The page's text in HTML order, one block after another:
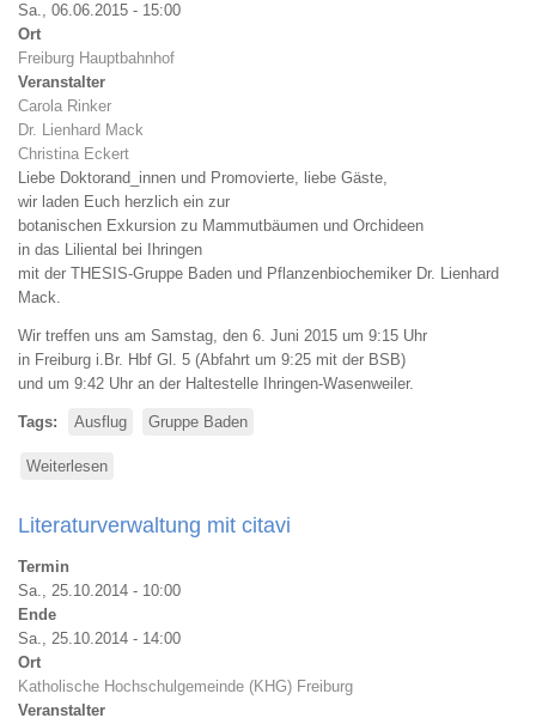
Sa., 06.06.2015 - 15:00
Ort
Freiburg Hauptbahnhof
Veranstalter
Carola Rinker
Dr. Lienhard Mack
Christina Eckert
Liebe Doktorand_innen und Promovierte, liebe Gäste,
wir laden Euch herzlich ein zur
botanischen Exkursion zu Mammutbäumen und Orchideen
in das Liliental bei Ihringen
mit der THESIS-Gruppe Baden und Pflanzenbiochemiker Dr. Lienhard
Mack.
Wir treffen uns am Samstag, den 6. Juni 2015 um 9:15 Uhr
in Freiburg i.Br. Hbf Gl. 5 (Abfahrt um 9:25 mit der BSB)
und um 9:42 Uhr an der Haltestelle Ihringen-Wasenweiler.
Tags Ausflug Gruppe Baden
Weiterlesen
Ausflug
Literaturverwaltung mit citavi
Termin
Sa., 25.10.2014 - 10:00
Ende
Sa., 25.10.2014 - 14:00
Ort
Katholische Hochschulgemeinde (KHG) Freiburg
Veranstalter